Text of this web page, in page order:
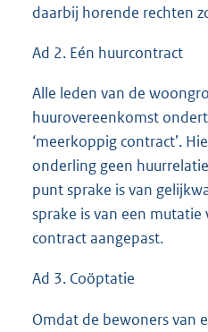
daarbij horende rechten
Ad 2. Eén huurcontract
Alle leden van de
huurovereenkomst
‘meerkoppig contract’.
onderling geen
punt sprake is van
sprake is van een
contract aangepast.
Ad 3. Coöptatie
Omdat de bewoners van